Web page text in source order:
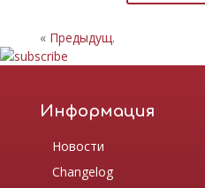
« Предыдущ.
Информация
Новости
Changelog